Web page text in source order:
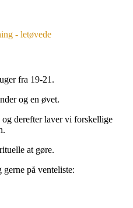
- letøvede
fra 19-21.
og en øvet.
derefter laver vi forskellige
at gøre.
på venteliste: